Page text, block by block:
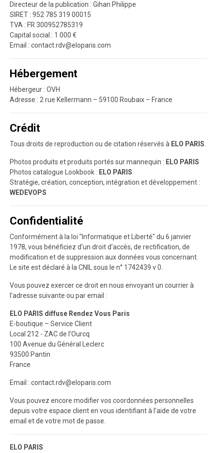
Directeur de la publication : Gihan Philippe
SIRET : 952 785 319 00015
TVA : FR 300952785319
Capital social : 1 000 €
Email : contact.rdv@eloparis.com
Hébergement
Hébergeur : OVH
Adresse : 2 rue Kellermann – 59100 Roubaix – France
Crédit
Tous droits de reproduction ou de citation réservés à ELO PARIS
Photos produits et produits portés sur mannequin : ELO PARIS
Photos catalogue Lookbook : ELO PARIS
Stratégie, création, conception, intégration et développement :
WEDEVOPS
Confidentialité
Conformément à la loi "Informatique et Liberté" du 6 janvier
1978, vous bénéficiez d’un droit d’accès, de rectification, de
modification et de suppression aux données vous concernant.
Le site est déclaré à la CNIL sous le n° 1742439 v 0.
Vous pouvez exercer ce droit en nous envoyant un courrier à
l’adresse suivante ou par email :
ELO PARIS diffuse Rendez Vous Paris
E-boutique – Service Client
Local 212 - ZAC de l’Ourcq
100 Avenue du Général Leclerc
93500 Pantin
France
Email : contact.rdv@eloparis.com
Vous pouvez encore modifier vos coordonnées personnelles
depuis votre espace client en vous identifiant à l’aide de votre
email et de votre mot de passe.
ELO PARIS